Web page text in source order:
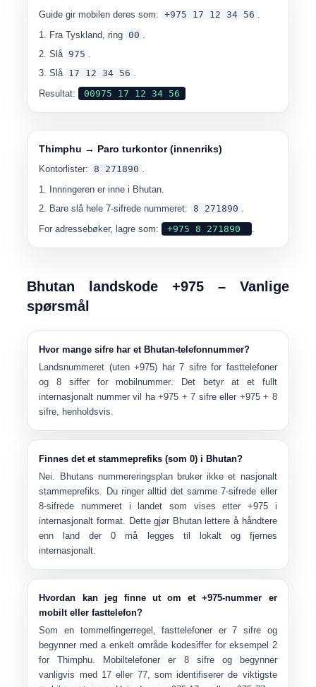
Guide gir mobilen deres som: +975 17 12 34 56 .
Fra Tyskland, ring 00 .
Slå 975 .
Slå 17 12 34 56 .
Resultat:
00975 17 12 34 56
Thimphu → Paro turkontor (innenriks)
Kontorlister: 8 271890 .
Innringeren er inne i Bhutan.
Bare slå hele 7-sifrede nummeret:
8 271890 .
For adressebøker, lagre som:
+975 8 271890 .
Bhutan landskode +975 – Vanlige
spørsmål
Hvor mange sifre har et Bhutan-telefonnummer?
Landsnummeret (uten +975) har7 sifre for fasttelefoner
og8 siffer for mobilnummer. Det betyr at et fullt
internasjonalt nummer vil ha+975 + 7 sifreeller +975 + 8
sifre, henholdsvis.
Finnes det et stammeprefiks (som 0) i Bhutan?
Nei. Bhutans nummereringsplan bruker ikke et nasjonalt
stammeprefiks. Du ringer alltid det samme 7-sifrede eller
8-sifrede nummeret i landet som vises etter +975 i
internasjonalt format. Dette gjør Bhutan lettere å håndtere
enn land der 0 må legges til lokalt og fjernes
internasjonalt.
Hvordan kan jeg finne ut om et +975-nummer er
mobilt eller fasttelefon?
Som en tommelfingerregel,fasttelefoner er 7 sifre og
begynner med aenkelt område kodesifferfor eksempel 2
for Thimphu.
Mobiltelefoner er 8 sifre og begynner
vanligvis med 17eller 77, som identifiserer de viktigste